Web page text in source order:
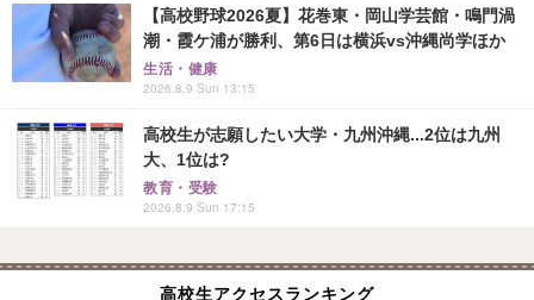
【高校野球2026夏】花巻東・岡山学芸館・鳴門渦
潮・霞ケ浦が勝利、第6日は横浜vs沖縄尚学ほか
生活・健康
2026.8.9 Sun 13:15
高校生が志願したい大学・九州沖縄...2位は九州
大、1位は?
教育・受験
2026.8.9 Sun 17:15
高校生アクセスランキング